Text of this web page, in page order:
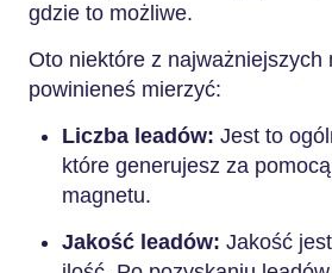
gdzie to możliwe.
Oto niektóre z najważniejszych
powinieneś mierzyć:
Liczba leadów: Jest to
które generujesz za
magnetu.
Jakość leadów: Jakość